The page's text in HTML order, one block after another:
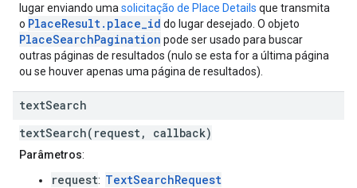
lugar enviando uma solicitação de Place Details que transmita
o PlaceResult.place_id do lugar desejado. O objeto
PlaceSearchPagination pode ser usado para buscar
outras páginas de resultados (nulo se esta for a última página
ou se houver apenas uma página de resultados).
textSearch
textSearch(request, callback)
Parâmetros:
request: TextSearchRequest